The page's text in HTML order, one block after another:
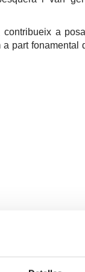
a
part fonamental